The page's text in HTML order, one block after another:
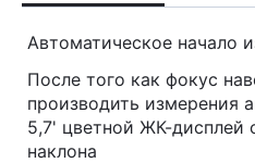
Автоматическое начало
После того как фокус
производить измерения
5,7' цветной ЖК-дисплей
наклона